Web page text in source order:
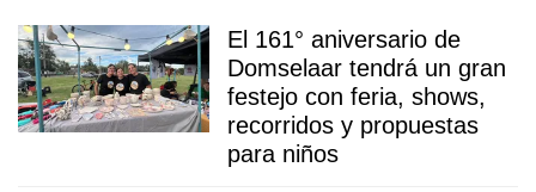
El 161° aniversario de
Domselaar tendrá un gran
festejo con feria, shows,
recorridos y propuestas
para niños